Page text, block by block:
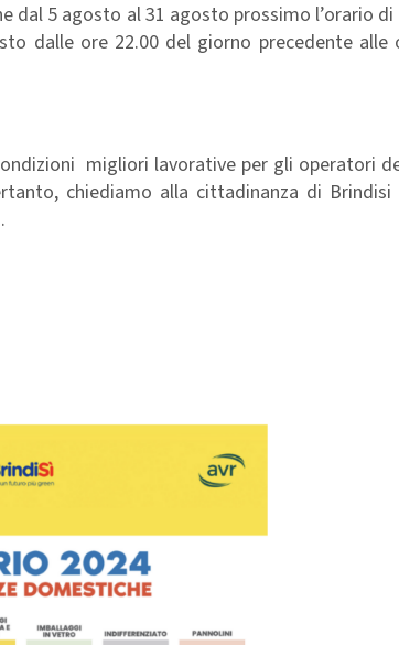
dal 5 agosto al 31 agosto prossimo l’orario
dalle ore 22.00 del giorno precedente alle
migliori lavorative per gli operatori
chiediamo alla cittadinanza di Brindisi